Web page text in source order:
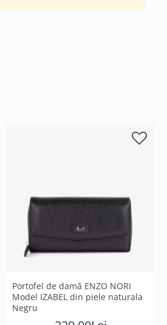
Portofel de damă ENZO NORI
Model IZABEL din piele naturala
Negru